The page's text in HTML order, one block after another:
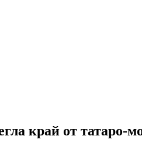
край от татаро-